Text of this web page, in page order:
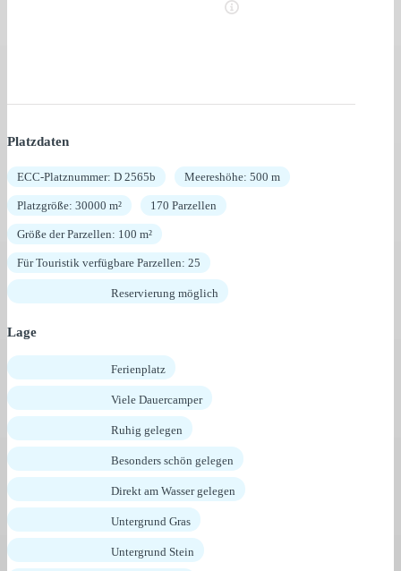
Platzdaten
ECC-Platznummer: D 2565b Meereshöhe: 500 m
Platzgröße: 30000 m² 170 Parzellen
Größe der Parzellen: 100 m²
Für Touristik verfügbare Parzellen: 25
Reservierung möglich
Lage
Ferienplatz
Viele Dauercamper
Ruhig gelegen
Besonders schön gelegen
Direkt am Wasser gelegen
Untergrund Gras
Untergrund Stein